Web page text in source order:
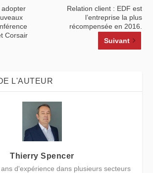
adopter
Corsair
Relation client : EDF est
l’entreprise la plus
récompensée en 2016.
Suivant
L'AUTEUR
Thierry Spencer
d'expérience dans plusieurs secteurs